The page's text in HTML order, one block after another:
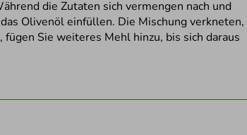
die Zutaten sich vermengen nach und
Olivenöl einfüllen. Die Mischung verkneten,
Sie weiteres Mehl hinzu, bis sich daraus